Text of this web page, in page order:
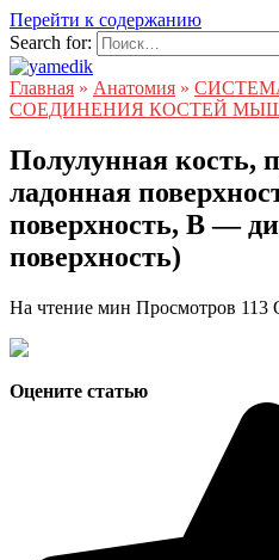
Перейти к содержанию
Search for:
Главная » Анатомия »
СОЕДИНЕНИЯ КОСТЕЙ
Полулунная кость,
ладонная
поверхность, В —
поверхность)
На чтение мин Просмотров 113
Оцените статью